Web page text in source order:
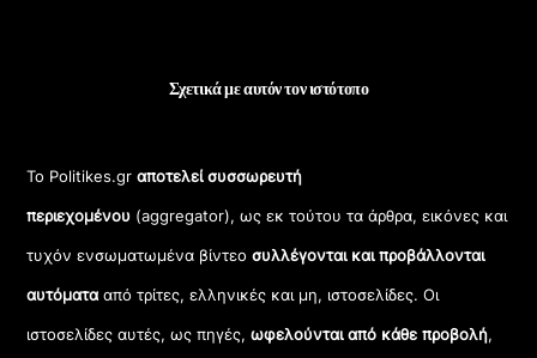
Σχετικά με αυτόν τον ιστότοπο
Το Politikes.grαποτελεί συσσωρευτή
περιεχομένου (aggregator), ως εκ τούτου τα άρθρα, εικόνες και
τυχόν ενσωματωμένα βίντεοσυλλέγονται και προβάλλονται
αυτόματααπό τρίτες, ελληνικές και μη, ιστοσελίδες. Οι
ιστοσελίδες αυτές, ως πηγές,ωφελούνται από κάθε προβολή,